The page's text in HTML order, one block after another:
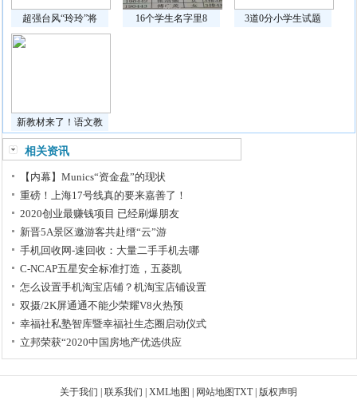
超强台风“玲玲”将 16个学生名字里8 3道0分小学生试题
新教材来了！语文教
相关资讯
【内幕】Munics“资金盘”的现状
重磅！上海17号线真的要来嘉善了！
2020创业最赚钱项目 已经刷爆朋友
新晋5A景区邀游客共赴缙“云”游
手机回收网-速回收：大量二手手机去哪
C-NCAP五星安全标准打造，五菱凯
怎么设置手机淘宝店铺？机淘宝店铺设置
双摄/2K屏通通不能少荣耀V8火热预
幸福社私塾智库暨幸福社生态圈启动仪式
立邦荣获“2020中国房地产优选供应
关于我们 联系我们 XML地图 网站地图TXT| 版权声明